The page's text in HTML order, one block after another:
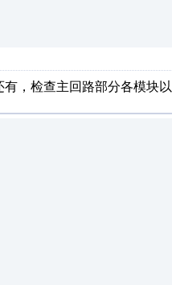
，检查主回路部分各模块